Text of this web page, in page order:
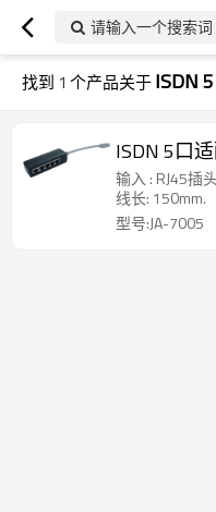
请输入一个搜索词
找到 1 个产品关于ISDN
ISDN 5口
输入 : RJ45插
线长: 150mm.
型号:JA-7005